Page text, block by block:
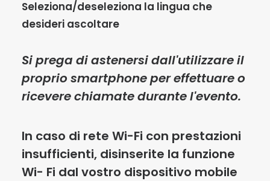
Seleziona/deseleziona la lingua che
desideri ascoltare
Si prega di astenersi dall'utilizzare il
proprio smartphone per effettuare o
ricevere chiamate durante l'evento.
In caso di rete Wi-Fi con prestazioni
insufficienti, disinserite la funzione
Wi- Fi dal vostro dispositivo mobile